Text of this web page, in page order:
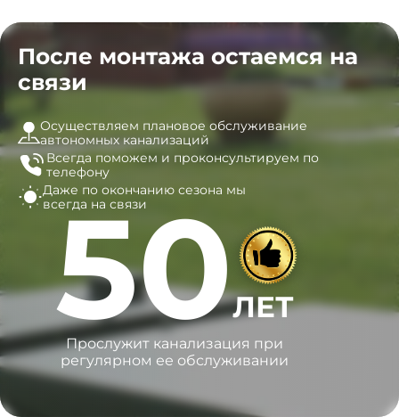
После монтажа остаемся на
связи
Осуществляем плановое обслуживание
автономных канализаций
Всегда поможем и проконсультируем по
телефону
Даже по окончанию сезона мы
всегда на связи
50ЛЕТ
Прослужит канализация при
регулярном ее обслуживании